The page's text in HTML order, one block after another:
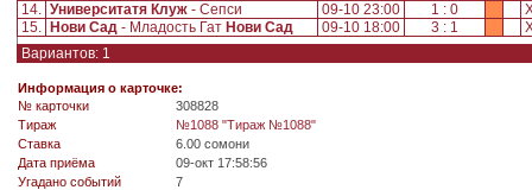
14. Университатя Клуж - Сепси 09-10 23:00 1 : 0
15.
Нови Сад - Младость Гат Нови Сад 09-10 18:00 3 : 1
Вариантов: 1
Информация о карточке:
№ карточки
308828
Tираж
№1088 "Тираж №1088"
Ставка
6.00 сомони
Дата приёма
09-окт 17:58:56
Угадано событий
7